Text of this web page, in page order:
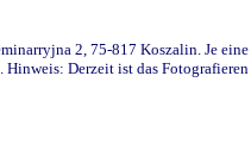
2, 75-817 Koszalin. Je
Derzeit ist das